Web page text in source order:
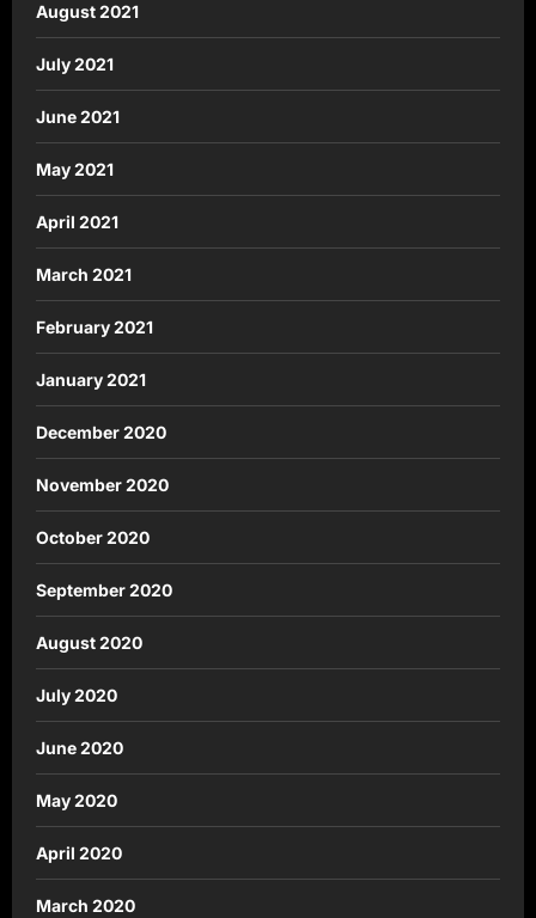
August 2021
July 2021
June 2021
May 2021
April 2021
March 2021
February 2021
January 2021
December 2020
November 2020
October 2020
September 2020
August 2020
July 2020
June 2020
May 2020
April 2020
March 2020